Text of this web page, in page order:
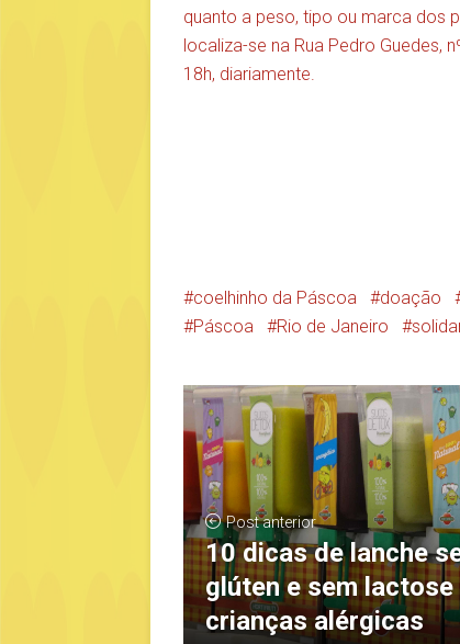
quanto a peso, tipo ou marca dos
localiza-se na Rua Pedro Guedes,
18h, diariamente.
coelhinho da Páscoa doação
Páscoa
Rio de Janeiro
Post anterior
10 dicas de lanche
glúten e sem lactose
crianças alérgicas